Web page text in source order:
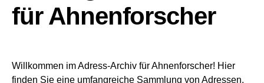
für Ahnenforscher
Willkommen im Adress-Archiv für Ahnenforscher! Hier
finden Sie eine umfangreiche Sammlung von Adressen,